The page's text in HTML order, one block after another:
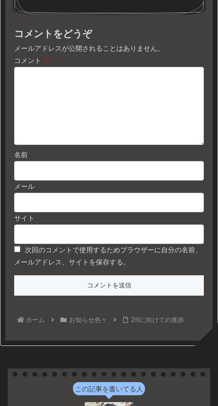
コメントをどうぞ
メールアドレスが公開されることはありません。
コメント ※
名前
メール
サイト
次回のコメントで使用するためブラウザーに自分の名前、
メールアドレス、サイトを保存する。
ホーム お知らせ色々 2/6に向けての進捗
この記事を書いてる人